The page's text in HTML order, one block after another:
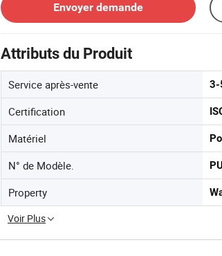
Envoyer demande
Attributs du Produit
Service après-vente 3-
Certification
Matériel
N° de Modèle.
Property
Voir Plus